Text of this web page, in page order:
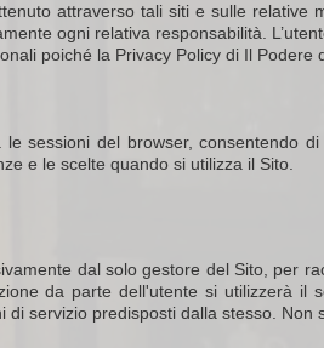
attraverso tali siti e sulle
ogni relativa responsabilità.
poiché la Privacy Policy di Il
sessioni del browser, consentendo
e le scelte quando si utilizza il Sito.
dal solo gestore del Sito, per
da parte dell'utente si utilizzerà il
servizio predisposti dalla stesso.